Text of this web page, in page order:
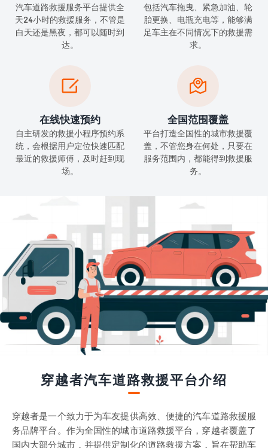
汽车道路救援服务平台提供全
天24小时的救援服务，不管是
白天还是黑夜，都可以随时到
达。
包括汽车拖曳、紧急加油、轮
胎更换、电瓶充电等，能够满
足车主在不同情况下的救援需
求。

在线快速预约
自主研发的救援小程序预约系
统，会根据用户定位快速匹配
最近的救援师傅，及时赶到现
场。

全国范围覆盖
平台打造全国性的城市救援覆
盖，不管您身在何处，只要在
服务范围内，都能得到救援服
务。
穿越者汽车道路救援平台介绍
穿越者是一个致力于为车友提供高效、便捷的汽车道路救援服
务品牌平台。作为全国性的城市道路救援平台，穿越者覆盖了
国内大部分城市，并提供定制化的道路救援方案，旨在帮助车